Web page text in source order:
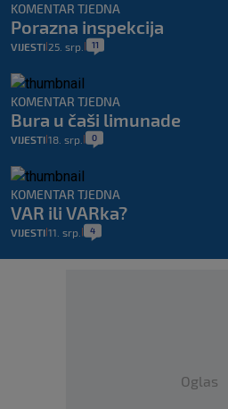
KOMENTAR TJEDNA
Porazna inspekcija
VIJESTI 25. srp. 11
KOMENTAR TJEDNA
Bura u čaši limunade
VIJESTI 18. srp. 0
KOMENTAR TJEDNA
VAR ili VARka?
VIJESTI 11. srp. 4
Oglas